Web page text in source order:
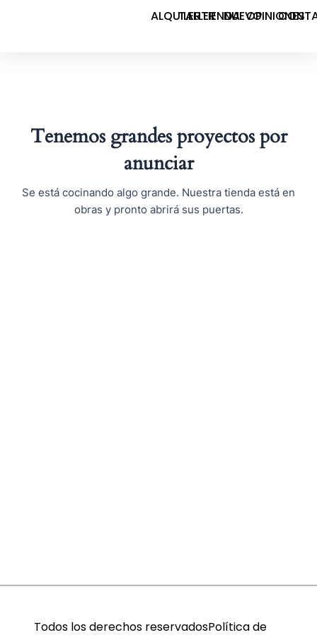
ALQUILER
TALLERTIENDANUEVOOPINIONES
Tenemos grandes proyectos por
anunciar
Se está cocinando algo grande. Nuestra tienda está en
obras y pronto abrirá sus puertas.
Todos los derechos reservadosPolítica de